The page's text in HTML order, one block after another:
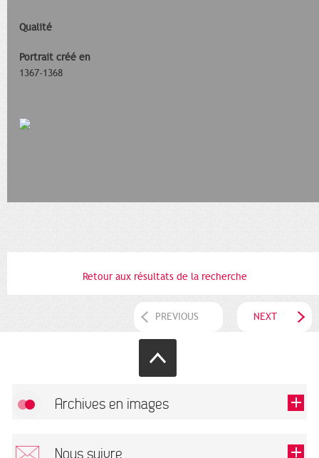
Qualité
Portrait créé en
1367-1368
Retour aux résultats de la recherche
PREVIOUS NEXT
Archives en images
Nous suivre